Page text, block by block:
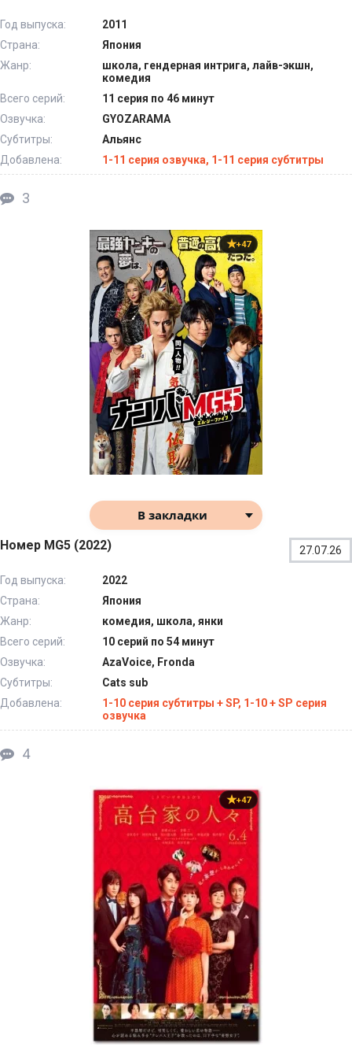
Год выпуска:
2011
Страна:
Япония
Жанр:
школа, гендерная интрига, лайв-экшн,
комедия
Всего серий:
11 серия по 46 минут
Озвучка:
GYOZARAMA
Субтитры:
Альянс
Добавлена:
1-11 серия озвучка, 1-11 серия субтитры
3
+47
В закладки
Номер MG5 (2022) 27.07.26
Год выпуска:
2022
Страна:
Япония
Жанр:
комедия, школа, янки
Всего серий:
10 серий по 54 минут
Озвучка:
AzaVoice, Fronda
Субтитры:
Cats sub
Добавлена:
1-10 серия субтитры + SP, 1-10 + SP серия
озвучка
4
+47